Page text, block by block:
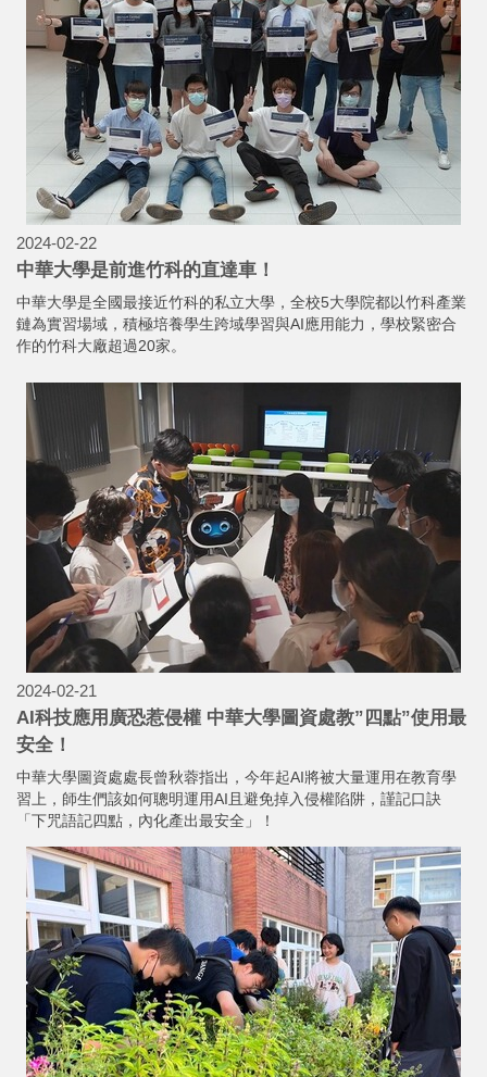
2024-02-22
中華大學是前進竹科的直達車！
中華大學是全國最接近竹科的私立大學，全校5大學院都以竹科產業
鏈為實習場域，積極培養學生跨域學習與AI應用能力，學校緊密合
作的竹科大廠超過20家。
2024-02-21
AI科技應用廣恐惹侵權 中華大學圖資處教”四點”使用最
安全！
中華大學圖資處處長曾秋蓉指出，今年起AI將被大量運用在教育學
習上，師生們該如何聰明運用AI且避免掉入侵權陷阱，謹記口訣
「下咒語記四點，內化產出最安全」！